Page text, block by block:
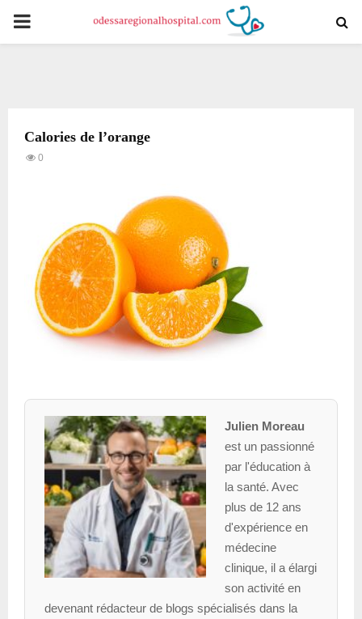
PRIMARY
Calories de l’orange
0
Julien Moreau
est un passionné
par l'éducation à
la santé. Avec
plus de 12 ans
d'expérience en
médecine
clinique, il a élargi
son activité en
devenant rédacteur de blogs spécialisés dans la